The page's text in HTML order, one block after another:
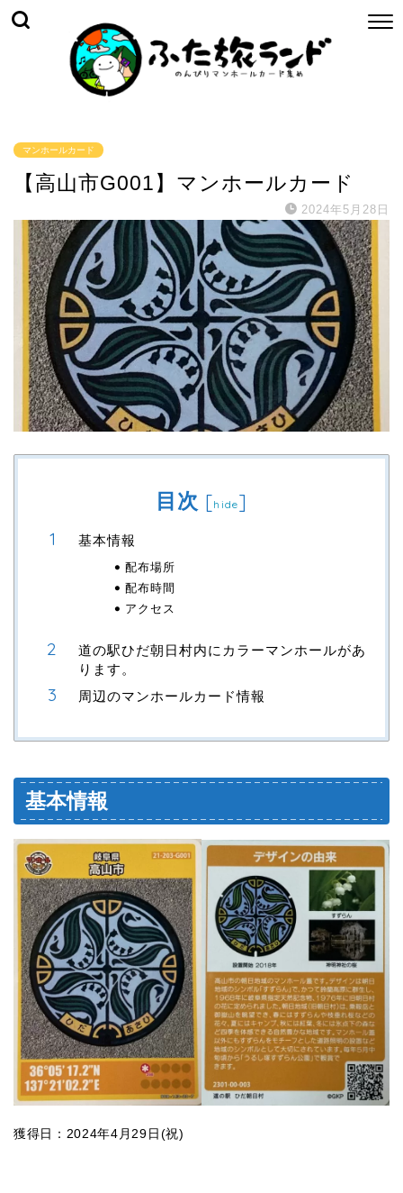
マンホールカード
【高山市G001】マンホールカード
2024年5月28日
目次 [hide]
基本情報
配布場所
配布時間
アクセス
道の駅ひだ朝日村内にカラーマンホールがあ
ります。
周辺のマンホールカード情報
基本情報
獲得日：2024年4月29日(祝)